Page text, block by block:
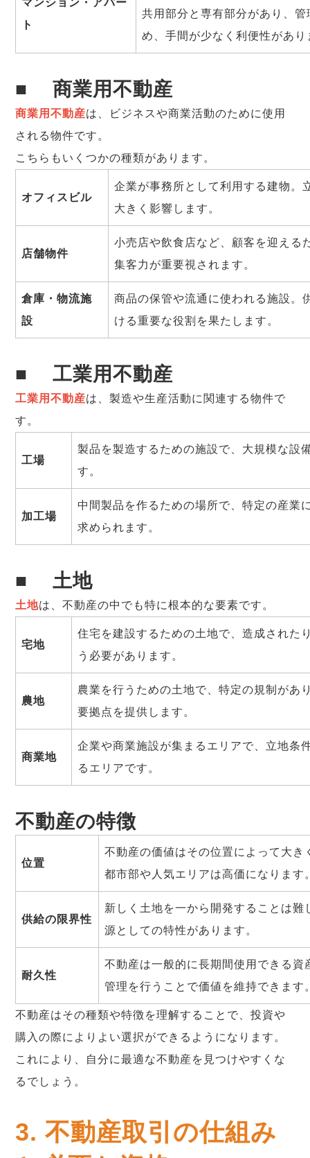
マンション・アパー
ト
共用部分と専有部分があり、
め、手間が少なく利便性があり
■商業用不動産
商業用不動産は、ビジネスや商業活動のために使用
される物件です。
こちらもいくつかの種類があります。
オフィスビル
企業が事務所として利用する建物。
大きく影響します。
店舗物件
小売店や飲食店など、顧客を迎える
集客力が重要視されます。
倉庫・物流施
設
商品の保管や流通に使われる施設。
ける重要な役割を果たします。
■工業用不動産
工業用不動産は、製造や生産活動に関連する物件で
す。
工場
製品を製造するための施設で、大規模な設
す。
加工場
中間製品を作るための場所で、特定の産業
求められます。
■土地
土地は、不動産の中でも特に根本的な要素です。
宅地
住宅を建設するための土地で、造成された
う必要があります。
農地
農業を行うための土地で、特定の規制があ
要拠点を提供します。
商業地
企業や商業施設が集まるエリアで、立地条
るエリアです。
不動産の特徴
位置
不動産の価値はその位置によって大き
都市部や人気エリアは高価になります
供給の限界性
新しく土地を一から開発することは難
源としての特性があります。
耐久性
不動産は一般的に長期間使用できる資
管理を行うことで価値を維持できます
不動産はその種類や特徴を理解することで、投資や
購入の際によりよい選択ができるようになります。
これにより、自分に最適な不動産を見つけやすくな
るでしょう。
3. 不動産取引の仕組み